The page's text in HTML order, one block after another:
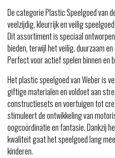
De categorie Plastic Speelgoed van
veelzijdig, kleurrijk en veilig
Dit assortiment is speciaal
bieden, terwijl het veilig, duurzaam
Perfect voor actief spelen binnen en
Het plastic speelgoed van Weber is
giftige materialen en voldoet aan
constructiesets en voertuigen tot
stimuleert de ontwikkeling van
oogcoördinatie en fantasie. Dankzij
kwaliteit gaat het speelgoed lang
kinderen.